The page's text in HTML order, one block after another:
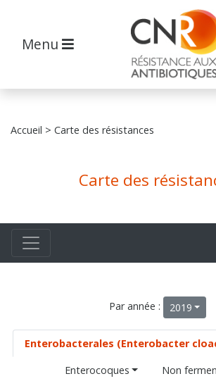
Menu
Accueil > Carte des résistances
Carte des
Par année : 2019
Enterobacterales (Enterobacter
Enterocoques
Non